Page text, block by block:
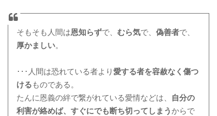
そもそも人間は恩知らずで、 むら気で、偽善者で、
厚かましい。
･･･人間は恐れている者より愛する者を容赦なく傷つ
ける ものである。
たんに恩義の絆で繋がれている愛情などは、
自分の
利害が絡めば、すぐにでも断ち切ってしまうからで